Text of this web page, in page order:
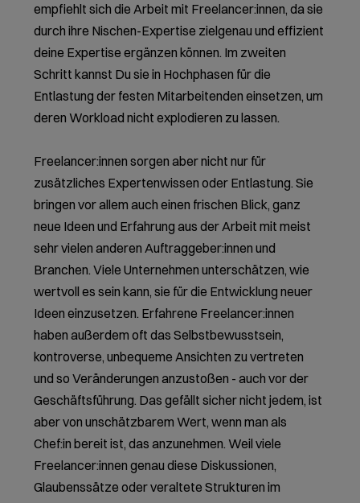
empfiehlt sich die Arbeit mit Freelancer:innen, da sie
durch ihre Nischen-Expertise zielgenau und effizient
deine Expertise ergänzen können. Im zweiten
Schritt kannst Du sie in Hochphasen für die
Entlastung der festen Mitarbeitenden einsetzen, um
deren Workload nicht explodieren zu lassen.
Freelancer:innen sorgen aber nicht nur für
zusätzliches Expertenwissen oder Entlastung. Sie
bringen vor allem auch einen frischen Blick, ganz
neue Ideen und Erfahrung aus der Arbeit mit meist
sehr vielen anderen Auftraggeber:innen und
Branchen. Viele Unternehmen unterschätzen, wie
wertvoll es sein kann, sie für die Entwicklung neuer
Ideen einzusetzen. Erfahrene Freelancer:innen
haben außerdem oft das Selbstbewusstsein,
kontroverse, unbequeme Ansichten zu vertreten
und so Veränderungen anzustoßen - auch vor der
Geschäftsführung. Das gefällt sicher nicht jedem, ist
aber von unschätzbarem Wert, wenn man als
Chef:in bereit ist, das anzunehmen. Weil viele
Freelancer:innen genau diese Diskussionen,
Glaubenssätze oder veraltete Strukturen im